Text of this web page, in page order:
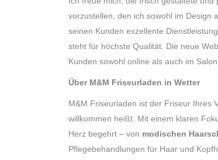
vorzustellen, den ich sowohl im Design
seinen Kunden exzellente
steht für höchste Qualität. Die neue
Kunden sowohl online als auch im
Über M&M Friseurladen in Wetter
M&M Friseurladen ist der Friseur Ihres
willkommen heißt. Mit einem klaren
Herz begehrt – von modischen
Pflegebehandlungen für Haar und